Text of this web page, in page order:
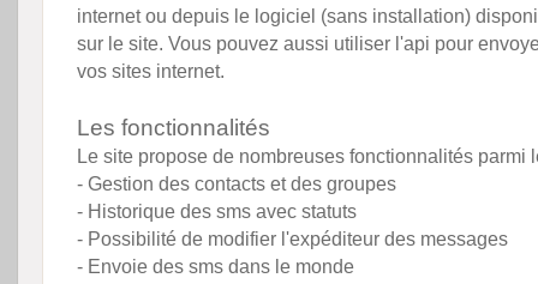
internet ou depuis le logiciel (sans installation)
sur le site. Vous pouvez aussi utiliser l'api pour
vos sites internet.
Les fonctionnalités
Le site propose de nombreuses fonctionnalités parmi
- Gestion des contacts et des groupes
- Historique des sms avec statuts
- Possibilité de modifier l'expéditeur des messages
- Envoie des sms dans le monde